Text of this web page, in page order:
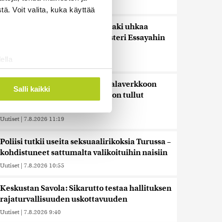
Voit valita, kuka käyttää
. Voit muuttaa
tukemiseen
tietoja muihin tietoihin, joita
siirtää ulkomaille.
Salli kaikki
Uutiset
Keskustan Siponen: Epäselvä laki uhkaa
pysäyttää kesähakkuut – ministeri Essayahin
Uutiset
Saimaannorpan kuutti kuoli kalaverkkoon
Liperissä – jo vuoden 12:s tietoon tullut
Uutiset | 7.8.2026 11:19
Poliisi tutkii useita seksuaalirikoksia Turussa –
kohdistuneet sattumalta valikoituihin naisiin
Uutiset | 7.8.2026 10:55
Keskustan Savola: Sikarutto testaa hallituksen
rajaturvallisuuden uskottavuuden
Uutiset | 7.8.2026 9:40